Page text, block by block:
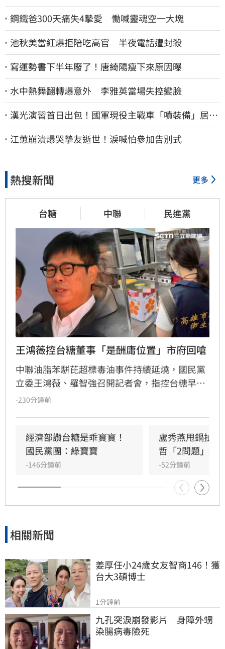
鋼鐵爸300天痛失4摯愛 慟喊靈魂空一大塊
池秋美當紅爆拒陪吃高官 半夜電話遭封殺
寫運勢書下半年廢了！唐綺陽瘦下來原因曝
水中熱舞翻轉爆意外 李雅英當場失控變臉
漢光演習首日出包！國軍現役主戰車「噴裝備」居民
撿到零件…軍方說話了
江蕙崩潰爆哭摯友逝世！淚喊怕參加告別式
熱搜新聞 更多
台糖 中聯 民進黨
王鴻薇控台糖董事「是酬庸位置」市府回嗆
中聯油脂苯駢芘超標毒油事件持續延燒，國民黨
立委王鴻薇、羅智強召開記者會，指控台糖早在
五月即知情卻隱匿不報，並質疑台糖董事會淪為
回，強調陳其邁市長未曾推薦台糖人事，呼籲勿
惡意抹黑。同時，高市府反擊指出王鴻薇曾收受
遭重罰的南僑油脂政治獻金，質疑其發言動機。
雙方陣營針對台糖人事布局與食安通報責任展開
激烈政治攻防，事件背後的政治角力與食安疑雲
恐將持續擴大，民眾對於食安把關的信任度亦備
-230分鐘前
經濟部讚台糖是乖寶寶！
國民黨團：綠寶寶
-146分鐘前
盧秀燕甩鍋扯
哲「2問題」打
-52分鐘前
相關新聞
姜厚任小24歲女友智商146！獲
台大3碩博士
1分鐘前
九孔突淚崩發影片　身障外甥
染腸病毒險死